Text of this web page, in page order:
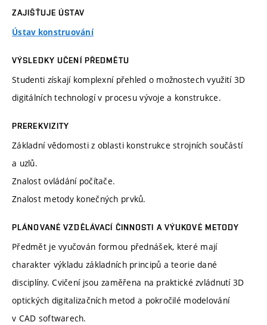
ZAJIŠŤUJE ÚSTAV
Ústav konstruování
VÝSLEDKY UČENÍ PŘEDMĚTU
Studenti získají komplexní přehled o možnostech využití 3D
digitálních technologí v procesu vývoje a konstrukce.
PREREKVIZITY
Základní vědomosti z oblasti konstrukce strojních součástí
a uzlů.
Znalost ovládání počítače.
Znalost metody konečných prvků.
PLÁNOVANÉ VZDĚLÁVACÍ ČINNOSTI A VÝUKOVÉ METODY
Předmět je vyučován formou přednášek, které mají
charakter výkladu základních principů a teorie dané
disciplíny. Cvičení jsou zaměřena na praktické zvládnutí 3D
optických digitalizačních metod a pokročilé modelování
v CAD softwarech.